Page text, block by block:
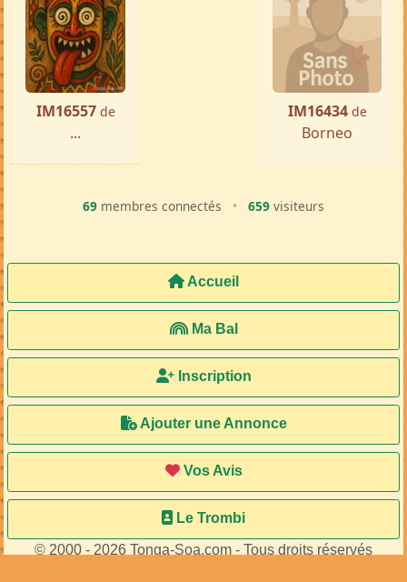
IM16557 de
...
IM16434 de
Borneo
69 membres connectés • 659 visiteurs
Accueil
Ma Bal
Inscription
Ajouter une Annonce
Vos Avis
Le Trombi
© 2000 - 2026 Tonga-Soa.com - Tous droits réservés